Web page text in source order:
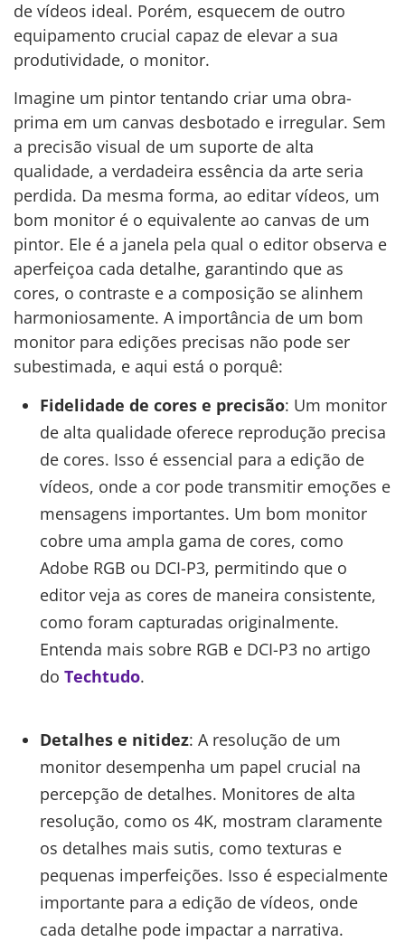
de vídeos ideal. Porém, esquecem de outro
equipamento crucial capaz de elevar a sua
produtividade, o monitor.
Imagine um pintor tentando criar uma obra-
prima em um canvas desbotado e irregular. Sem
a precisão visual de um suporte de alta
qualidade, a verdadeira essência da arte seria
perdida. Da mesma forma, ao editar vídeos, um
bom monitor é o equivalente ao canvas de um
pintor. Ele é a janela pela qual o editor observa e
aperfeiçoa cada detalhe, garantindo que as
cores, o contraste e a composição se alinhem
harmoniosamente. A importância de um bom
monitor para edições precisas não pode ser
subestimada, e aqui está o porquê:
Fidelidade de cores e precisão: Um monitor
de alta qualidade oferece reprodução precisa
de cores. Isso é essencial para a edição de
vídeos, onde a cor pode transmitir emoções e
mensagens importantes. Um bom monitor
cobre uma ampla gama de cores, como
Adobe RGB ou DCI-P3, permitindo que o
editor veja as cores de maneira consistente,
como foram capturadas originalmente.
Entenda mais sobre RGB e DCI-P3 no artigo
do Techtudo.
Detalhes e nitidez: A resolução de um
monitor desempenha um papel crucial na
percepção de detalhes. Monitores de alta
resolução, como os 4K, mostram claramente
os detalhes mais sutis, como texturas e
pequenas imperfeições. Isso é especialmente
importante para a edição de vídeos, onde
cada detalhe pode impactar a narrativa.